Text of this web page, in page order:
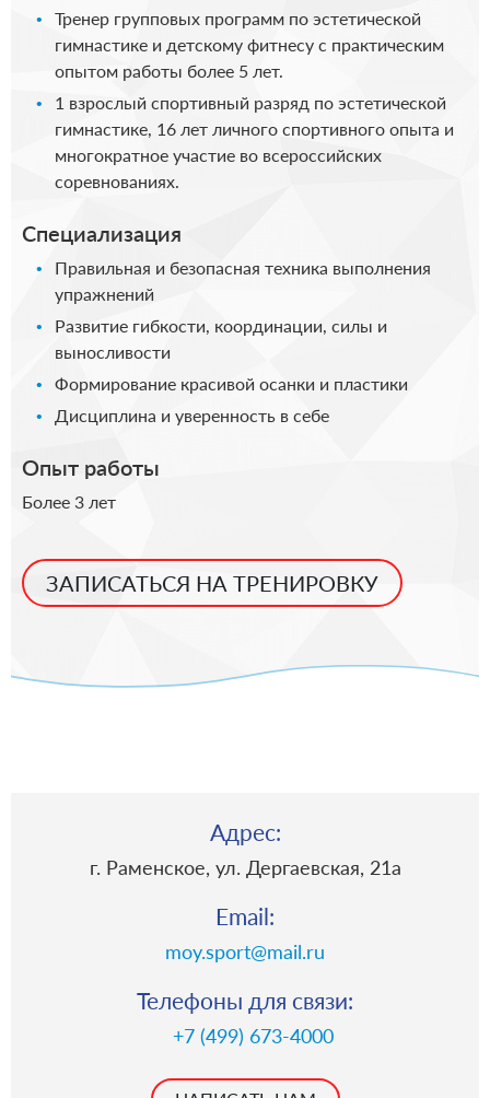
Тренер групповых программ по эстетической
гимнастике и детскому фитнесу с практическим
опытом работы более 5 лет.
1 взрослый спортивный разряд по эстетической
гимнастике, 16 лет личного спортивного опыта и
многократное участие во всероссийских
соревнованиях.
Специализация
Правильная и безопасная техника выполнения
упражнений
Развитие гибкости, координации, силы и
выносливости
Формирование красивой осанки и пластики
Дисциплина и уверенность в себе
Опыт работы
Более 3 лет
ЗАПИСАТЬСЯ НА ТРЕНИРОВКУ
Адрес:
г. Раменское, ул. Дергаевская, 21a
Email:
moy.sport@mail.ru
Телефоны для связи:
+7 (499) 673-4000